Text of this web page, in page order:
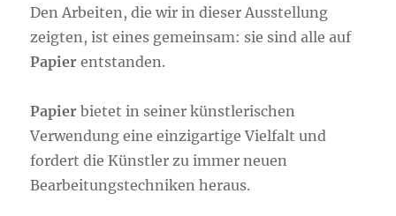
Den Arbeiten, die wir in dieser Ausstellung
zeigten, ist eines gemeinsam: sie sind alle auf
Papier entstanden.
Papier bietet in seiner künstlerischen
Verwendung eine einzigartige Vielfalt und
fordert die Künstler zu immer neuen
Bearbeitungstechniken heraus.